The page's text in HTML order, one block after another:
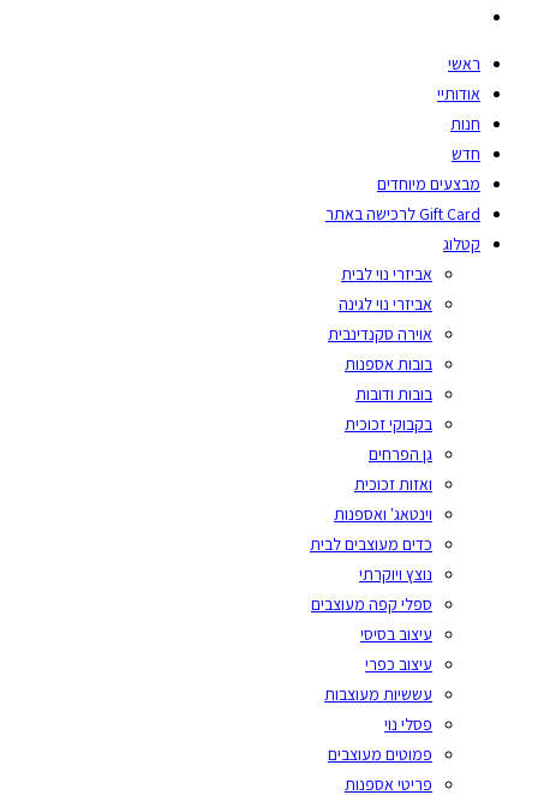
ראשי
אודותיי
חנות
חדש
מבצעים מיוחדים
Gift Card לרכישה באתר
קטלוג
אביזרי נוי לבית
אביזרי נוי לגינה
אוירה סקנדינבית
בובות אספנות
בובות ודובות
בקבוקי זכוכית
גן הפרחים
ואזות זכוכית
וינטאג' ואספנות
כדים מעוצבים לבית
נוצץ ויוקרתי
ספלי קפה מעוצבים
עיצוב בסיסי
עיצוב כפרי
עששיות מעוצבות
פסלי נוי
פמוטים מעוצבים
פריטי אספנות